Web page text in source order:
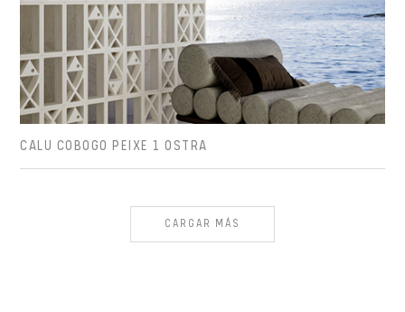
CALU COBOGO PEIXE 1 OSTRA
CARGAR MÁS